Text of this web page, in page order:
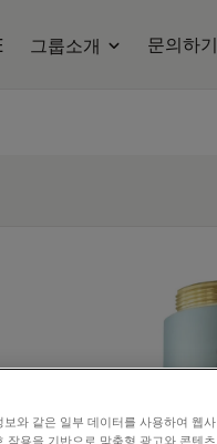
그룹소개 문의하기
와 같은 일부 데이터를 사용하여 웹사
작용을 기반으로 맞춤형 광고와 콘텐츠